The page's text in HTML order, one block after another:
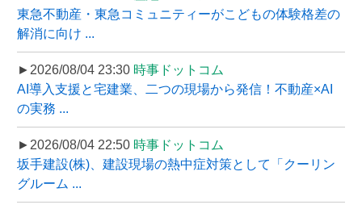
東急不動産・東急コミュニティーがこどもの体験格差の
解消に向け ...
►2026/08/04 23:30 時事ドットコム
AI導入支援と宅建業、二つの現場から発信！不動産×AI
の実務 ...
►2026/08/04 22:50 時事ドットコム
坂手建設(株)、建設現場の熱中症対策として「クーリン
グルーム ...